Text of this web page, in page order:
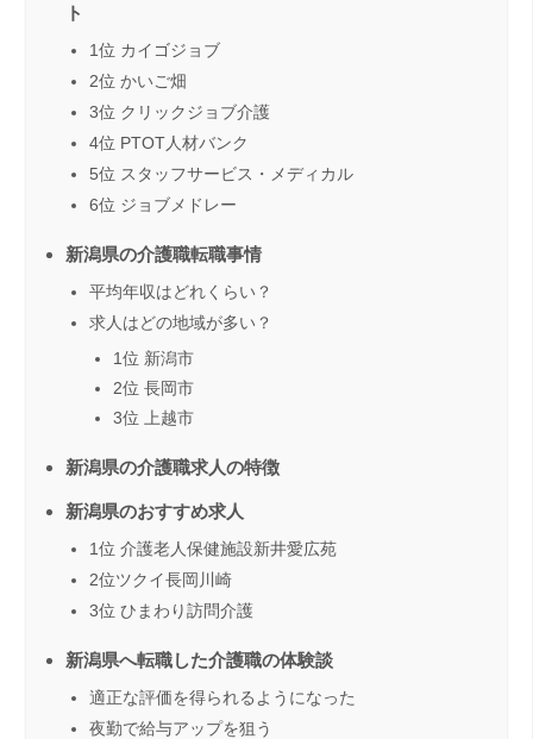
ト
1位 カイゴジョブ
2位 かいご畑
3位 クリックジョブ介護
4位 PTOT人材バンク
5位 スタッフサービス・メディカル
6位 ジョブメドレー
新潟県の介護職転職事情
平均年収はどれくらい？
求人はどの地域が多い？
1位 新潟市
2位 長岡市
3位 上越市
新潟県の介護職求人の特徴
新潟県のおすすめ求人
1位 介護老人保健施設新井愛広苑
2位ツクイ長岡川崎
3位 ひまわり訪問介護
新潟県へ転職した介護職の体験談
適正な評価を得られるようになった
夜勤で給与アップを狙う